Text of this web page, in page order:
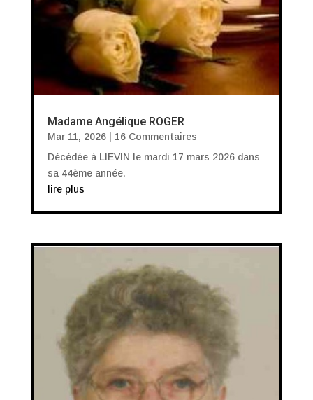
Madame Angélique ROGER
Mar 11, 2026| 16 Commentaires
Décédée à LIEVIN le mardi 17 mars 2026 dans
sa 44ème année.
lire plus